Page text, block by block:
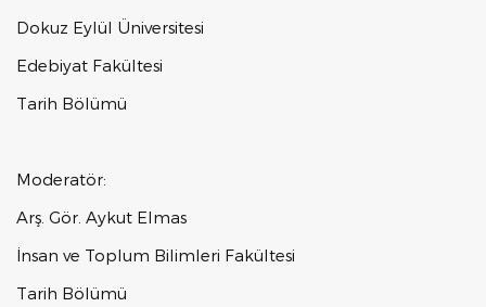
Dokuz Eylül Üniversitesi
Edebiyat Fakültesi
Tarih Bölümü
Moderatör:
Arş. Gör. Aykut Elmas
İnsan ve Toplum Bilimleri Fakültesi
Tarih Bölümü